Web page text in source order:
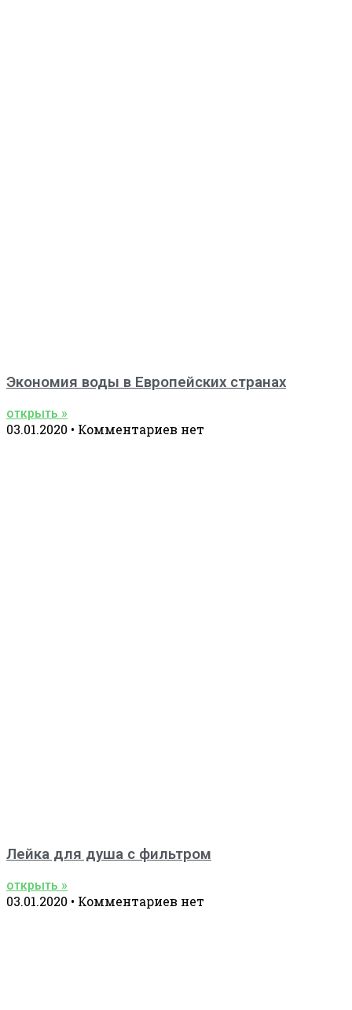
Экономия воды в Европейских странах
открыть »
03.01.2020 Комментариев нет
Лейка для душа с фильтром
открыть »
03.01.2020 Комментариев нет